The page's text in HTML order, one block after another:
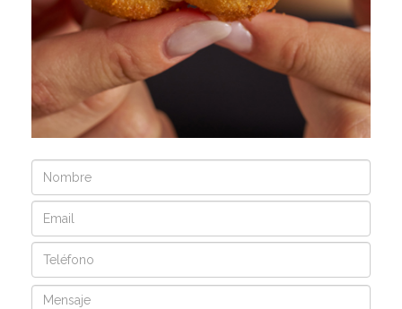
Nombre
Email
Teléfono
Mensaje